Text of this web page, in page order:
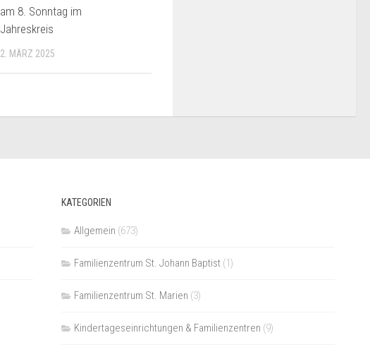
am 8. Sonntag im
Jahreskreis
2. MÄRZ 2025
KATEGORIEN
Allgemein (673)
Familienzentrum St. Johann Baptist(1)
Familienzentrum St. Marien (3)
Kindertageseinrichtungen & Familienzentren (9)